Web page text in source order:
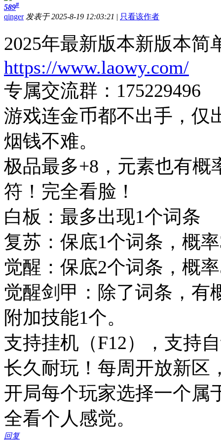
589#
qinger 发表于 2025-8-19 12:03:21 | 只看该作者
2025年最新版本新版本简
https://www.laowy.com/
专属交流群：175229496
游戏连金币都不出手，仅
烟钱不难。
极品最多+8，元素也有概
符！完全看脸！
白板：最多出现1个词条
复苏：保底1个词条，概
觉醒：保底2个词条，概
觉醒剑甲：除了词条，有
附加技能1个。
支持挂机（F12），支持
长久耐玩！每周开放新区
开局每个玩家选择一个属
全看个人感觉。
回复